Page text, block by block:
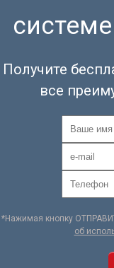
Получите
все
*Нажимая кнопку
об